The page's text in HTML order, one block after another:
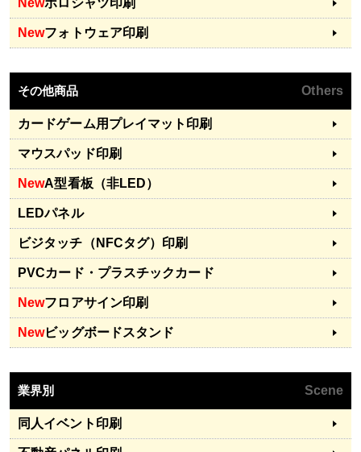
Newフォトウェア印刷
その他商品 Others
カードゲーム用プレイマット印刷
マウスパッド印刷
NewA型看板（非LED）
LEDパネル
ビジタッチ（NFCタグ）印刷
PVCカード・プラスチックカード
Newフロアサイン印刷
Newビッグボードスタンド
業界別 Scene
同人イベント印刷